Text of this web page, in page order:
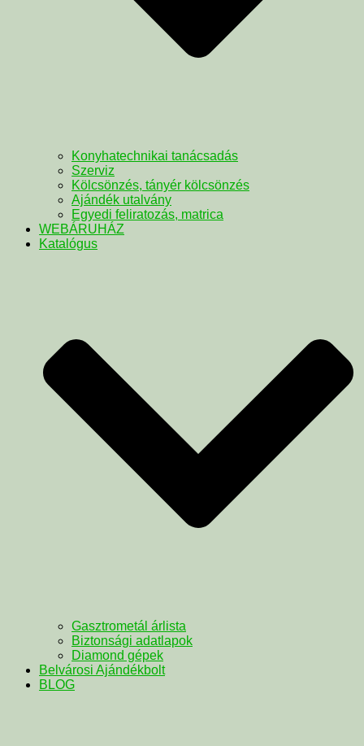
Konyhatechnikai tanácsadás
Szerviz
Kölcsönzés, tányér kölcsönzés
Ajándék utalvány
Egyedi feliratozás, matrica
WEBÁRUHÁZ
Katalógus
Gasztrometál árlista
Biztonsági adatlapok
Diamond gépek
Belvárosi Ajándékbolt
BLOG